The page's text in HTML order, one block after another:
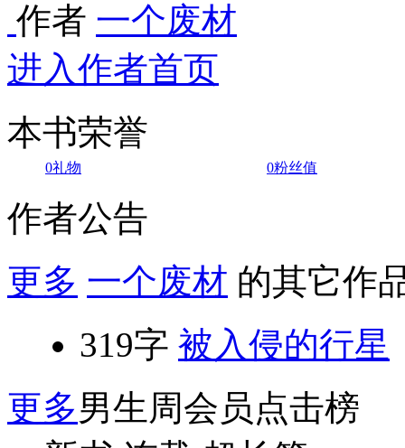
作者 一个废材
进入作者首页
本书荣誉
0礼物 0粉丝值
作者公告
更多 一个废材 的其它作
319字 被入侵的行星
更多男生周会员点击榜